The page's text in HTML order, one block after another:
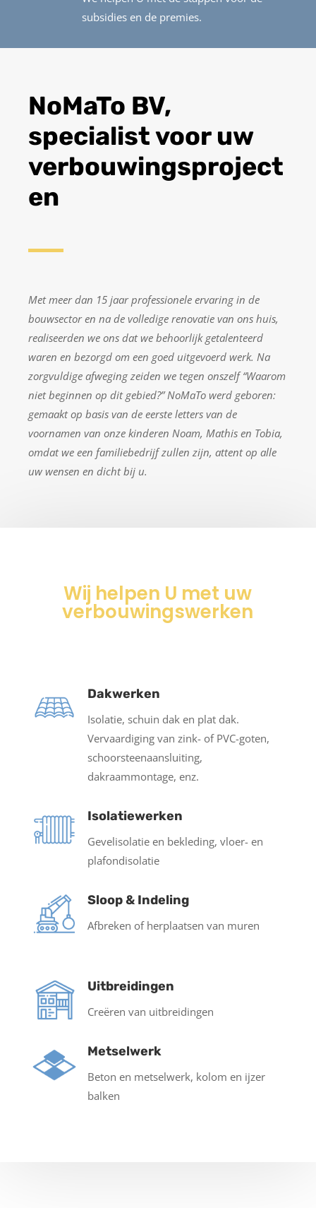
subsidies en de premies.
NoMaTo BV,
specialist voor uw
verbouwingsproject
en
Met meer dan 15 jaar professionele ervaring in de
bouwsector en na de volledige renovatie van ons huis,
realiseerden we ons dat we behoorlijk getalenteerd
waren en bezorgd om een goed uitgevoerd werk. Na
zorgvuldige afweging zeiden we tegen onszelf “Waarom
niet beginnen op dit gebied?” NoMaTo werd geboren:
gemaakt op basis van de eerste letters van de
voornamen van onze kinderen Noam, Mathis en Tobia,
omdat we een familiebedrijf zullen zijn, attent op alle
uw wensen en dicht bij u.
Wij helpen U met uw
verbouwingswerken
Dakwerken
Isolatie, schuin dak en plat dak.
Vervaardiging van zink- of PVC-goten,
schoorsteenaansluiting,
dakraammontage, enz.
Isolatiewerken
Gevelisolatie en bekleding, vloer- en
plafondisolatie
Sloop & Indeling
Afbreken of herplaatsen van muren
Uitbreidingen
Creëren van uitbreidingen
Metselwerk
Beton en metselwerk, kolom en ijzer
balken